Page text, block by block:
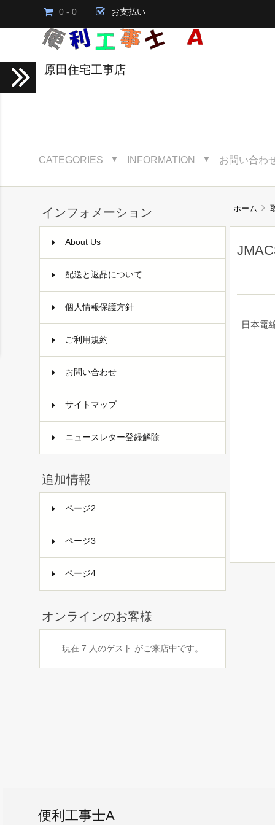
0 - 0 お支払い
原田住宅工事店
CATEGORIES ▼ INFORMATION ▼ お問い合わ
インフォメーション
About Us
配送と返品について
個人情報保護方針
ご利用規約
お問い合わせ
サイトマップ
ニュースレター登録解除
追加情報
ページ2
ページ3
ページ4
オンラインのお客様
現在 7 人のゲスト がご来店中です。
ホーム
日本電
便利工事士A